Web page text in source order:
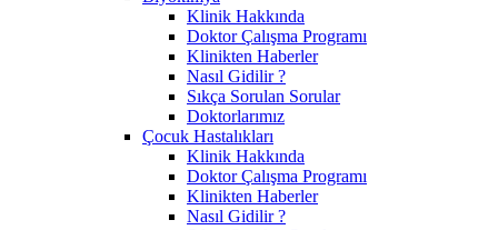
Klinik Hakkında
Doktor Çalışma Programı
Klinikten Haberler
Nasıl Gidilir ?
Sıkça Sorulan Sorular
Doktorlarımız
Çocuk Hastalıkları
Klinik Hakkında
Doktor Çalışma Programı
Klinikten Haberler
Nasıl Gidilir ?